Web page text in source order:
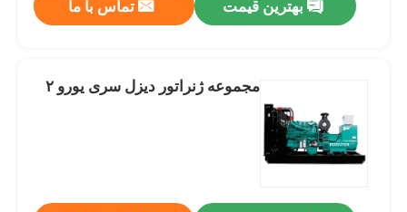
بهترین قیمت تماس با ما
مجموعه ژنراتور دیزل سری یورو ۲